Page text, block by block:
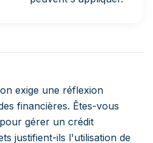
exige une réflexion
financières. Êtes-vous
gérer un crédit
justifient-ils l'utilisation de